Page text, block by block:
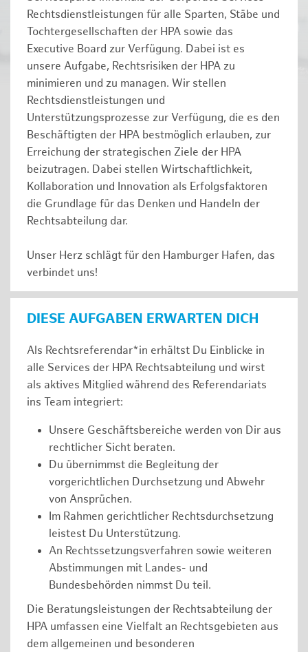
Rechtsdienstleistungen für alle Sparten, Stäbe und
Tochtergesellschaften der HPA sowie das
Executive Board zur Verfügung. Dabei ist es
unsere Aufgabe, Rechtsrisiken der HPA zu
minimieren und zu managen. Wir stellen
Rechtsdienstleistungen und
Unterstützungsprozesse zur Verfügung, die es den
Beschäftigten der HPA bestmöglich erlauben, zur
Erreichung der strategischen Ziele der HPA
beizutragen. Dabei stellen Wirtschaftlichkeit,
Kollaboration und Innovation als Erfolgsfaktoren
die Grundlage für das Denken und Handeln der
Rechtsabteilung dar.
Unser Herz schlägt für den Hamburger Hafen, das
verbindet uns!
DIESE AUFGABEN ERWARTEN DICH
Als Rechtsreferendar*in erhältst Du Einblicke in
alle Services der HPA Rechtsabteilung und wirst
als aktives Mitglied während des Referendariats
ins Team integriert:
Unsere Geschäftsbereiche werden von Dir aus
rechtlicher Sicht beraten.
Du übernimmst die Begleitung der
vorgerichtlichen Durchsetzung und Abwehr
von Ansprüchen.
Im Rahmen gerichtlicher Rechtsdurchsetzung
leistest Du Unterstützung.
An Rechtssetzungsverfahren sowie weiteren
Abstimmungen mit Landes- und
Bundesbehörden nimmst Du teil.
Die Beratungsleistungen der Rechtsabteilung der
HPA umfassen eine Vielfalt an Rechtsgebieten aus
dem allgemeinen und besonderen